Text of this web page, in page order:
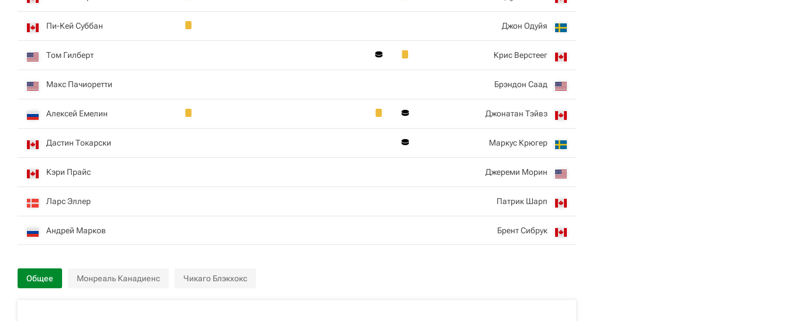
Пи-Кей Суббан
Том Гилберт
Макс Пачиоретти
Алексей Емелин
Дастин Токарски
Кэри Прайс
Ларс Эллер
Андрей Марков
Джон Одуйя
Крис Верстеег
Брэндон Саад
Джонатан Тэйвз
Маркус Крюгер
Джереми Морин
Патрик Шарп
Брент Сибрук
Общее Монреаль Канадиенс Чикаго Блэкхокс